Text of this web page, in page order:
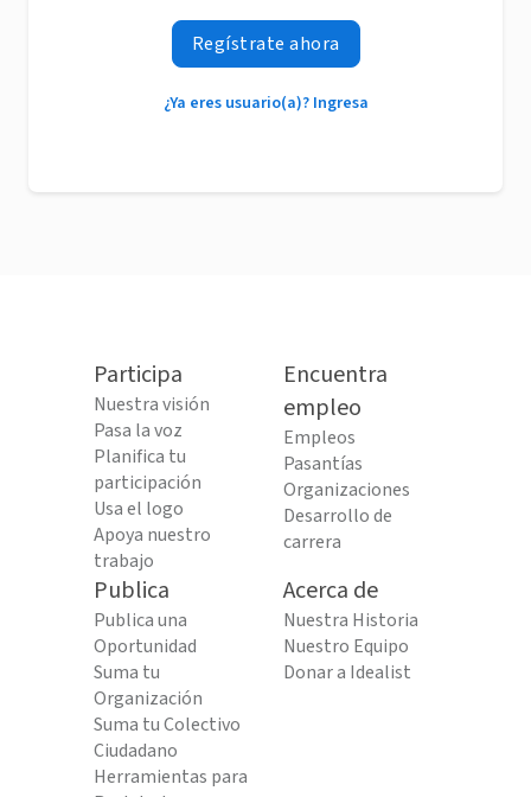
Regístrate ahora
¿Ya eres usuario(a)? Ingresa
Participa
Nuestra visión
Pasa la voz
Planifica tu
participación
Usa el logo
Apoya nuestro
trabajo
Encuentra
empleo
Empleos
Pasantías
Organizaciones
Desarrollo de
carrera
Publica
Publica una
Oportunidad
Suma tu
Organización
Suma tu Colectivo
Ciudadano
Herramientas para
Acerca de
Nuestra Historia
Nuestro Equipo
Donar a Idealist